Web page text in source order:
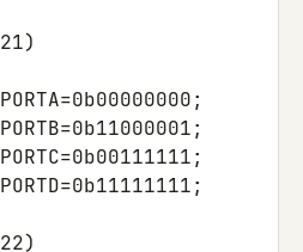
21)
PORTA=0b00000000;
PORTB=0b11000001;
PORTC=0b00111111;
PORTD=0b11111111;
22)